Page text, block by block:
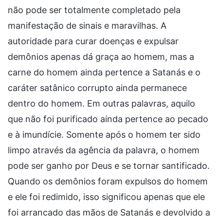
não pode ser totalmente completado pela
manifestação de sinais e maravilhas. A
autoridade para curar doenças e expulsar
demônios apenas dá graça ao homem, mas a
carne do homem ainda pertence a Satanás e o
caráter satânico corrupto ainda permanece
dentro do homem. Em outras palavras, aquilo
que não foi purificado ainda pertence ao pecado
e à imundície. Somente após o homem ter sido
limpo através da agência da palavra, o homem
pode ser ganho por Deus e se tornar santificado.
Quando os demônios foram expulsos do homem
e ele foi redimido, isso significou apenas que ele
foi arrancado das mãos de Satanás e devolvido a